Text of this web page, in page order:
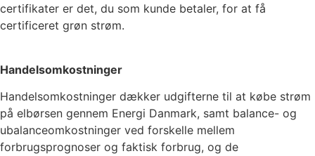
certifikater er det, du som kunde betaler, for at få
certificeret grøn strøm.
Handelsomkostninger
Handelsomkostninger dækker udgifterne til at købe strøm
på elbørsen gennem Energi Danmark, samt balance- og
ubalanceomkostninger ved forskelle mellem
forbrugsprognoser og faktisk forbrug, og de